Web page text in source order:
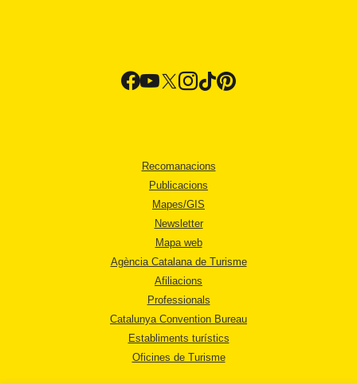
Recomanacions
Publicacions
Mapes/GIS
Newsletter
Mapa web
Agència Catalana de Turisme
Afiliacions
Professionals
Catalunya Convention Bureau
Establiments turístics
Oficines de Turisme